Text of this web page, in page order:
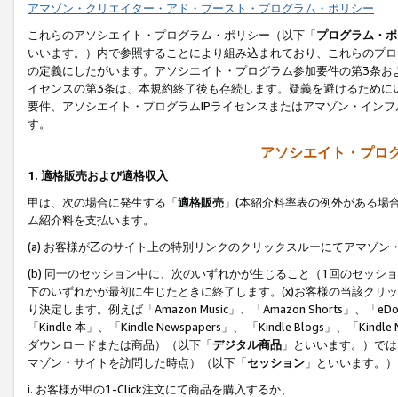
アマゾン・クリエイター・アド・ブースト・プログラム・ポリシー
これらのアソシエイト・プログラム・ポリシー（以下「プログラム・
いいます。）内で参照することにより組み込まれており、これらのプ
の定義にしたがいます。アソシエイト・プログラム参加要件の第3条
イセンスの第3条は、本規約終了後も存続します。疑義を避けるため
要件、アソシエイト・プログラムIPライセンスまたはアマゾン・イン
す。
アソシエイト・プロ
1. 適格販売および適格収入
甲は、次の場合に発生する「適格販売 」(本紹介料率表の例外がある
ム紹介料を支払います。
(a) お客様が乙のサイト上の特別リンクのクリックスルーにてアマゾン
(b) 同一のセッション中に、次のいずれかが生じること（1回のセッシ
下のいずれかが最初に生じたときに終了します。(x)お客様の当該ク
り決定します。例えば「Amazon Music」、「Amazon Shorts」、「
「Kindle 本」、「Kindle Newspapers」、 「Kindle Blogs」、「
ダウンロードまたは商品）（以下「デジタル商品 」といいます。）で
マゾン・サイトを訪問した時点）（以下「セッション 」といいます。
i. お客様が甲の1-Click注文にて商品を購入するか、